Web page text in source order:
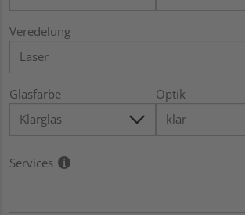
Veredelung
Glasfarbe Optik
Services